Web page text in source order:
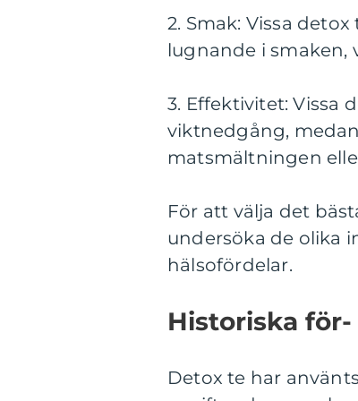
2. Smak: Vissa
lugnande i smaken,
3. Effektivitet: Vissa
viktnedgång,
matsmältningen
För att välja det
undersöka de olika
hälsofördelar.
Historiska
Detox te har